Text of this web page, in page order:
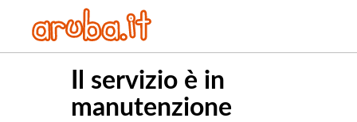
Il servizio è in
manutenzione